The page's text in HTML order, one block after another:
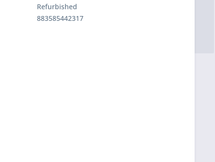
Refurbished
883585442317